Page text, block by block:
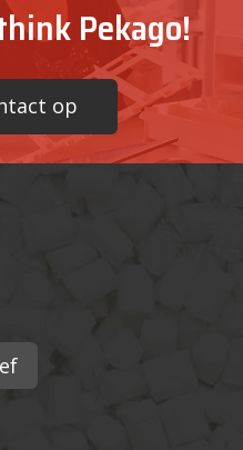
Pekago!
op